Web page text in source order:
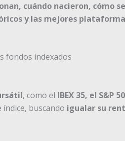
cuándo nacieron, cómo
y las mejores
, como el IBEX 35, el S&P
buscando igualar su